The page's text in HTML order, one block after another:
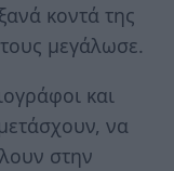
κοντά της
μεγάλωσε.
και
να
στην